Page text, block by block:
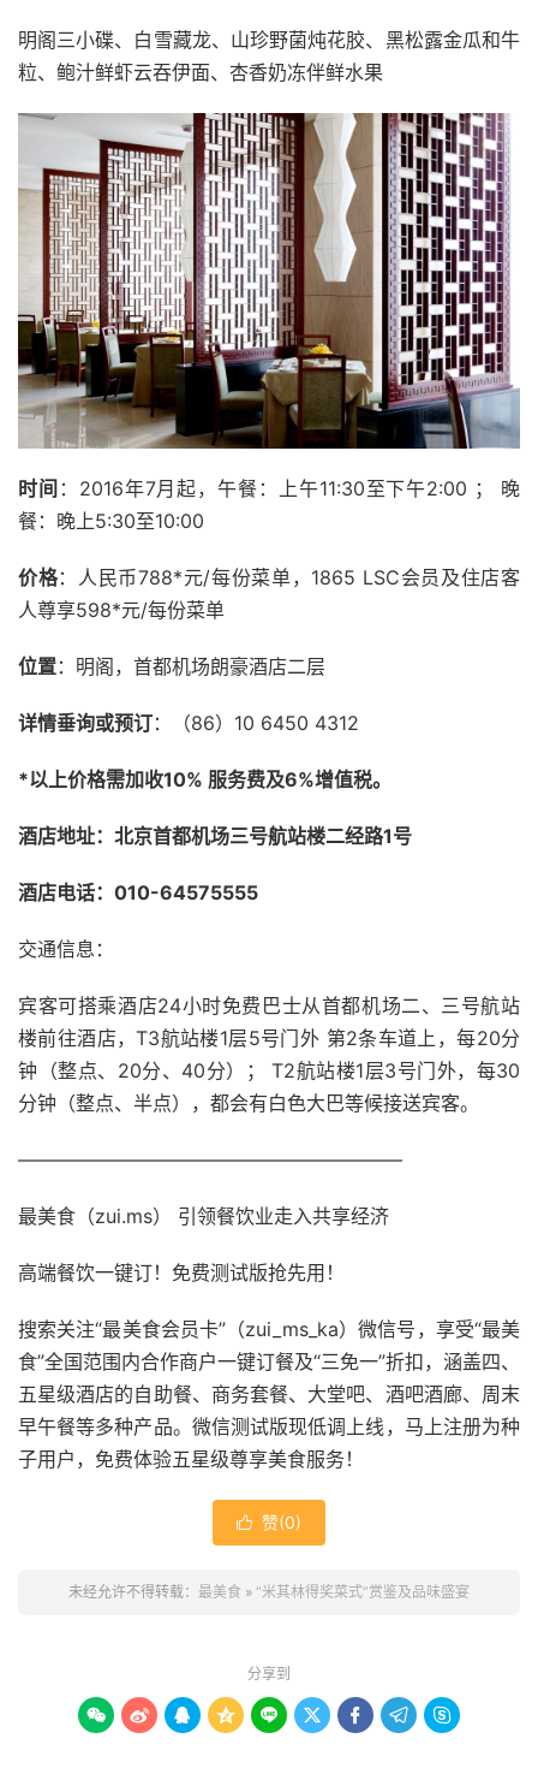
明阁三小碟、白雪藏龙、山珍野菌炖花胶、黑松露金瓜和牛
粒、鲍汁鲜虾云吞伊面、杏香奶冻伴鲜水果
时间 ：2016年7月起，午餐：上午11:30至下午2:00 ； 晚
餐：晚上5:30至10:00
价格：人民币788*元/每份菜单，1865 LSC会员及住店客
人尊享598*元/每份菜单
位置：明阁，首都机场朗豪酒店二层
详情垂询或预订：（86）10 6450 4312
*以上价格需加收10% 服务费及6%增值税。
酒店地址：北京首都机场三号航站楼二经路1号
酒店电话：010-64575555
交通信息：
宾客可搭乘酒店24小时免费巴士从首都机场二、三号航站
楼前往酒店，T3航站楼1层5号门外 第2条车道上，每20分
钟（整点、20分、40分）； T2航站楼1层3号门外，每30
分钟（整点、半点），都会有白色大巴等候接送宾客。
————————————————————
最美食（zui.ms） 引领餐饮业走入共享经济
高端餐饮一键订！免费测试版抢先用！
搜索关注“最美食会员卡”（zui_ms_ka）微信号，享受“最美
食”全国范围内合作商户一键订餐及“三免一”折扣，涵盖四、
五星级酒店的自助餐、商务套餐、大堂吧、酒吧酒廊、周末
早午餐等多种产品。微信测试版现低调上线，马上注册为种
子用户，免费体验五星级尊享美食服务！
 赞(0)
未经允许不得转载： 最美食 » “米其林得奖菜式”赏鉴及品味盛宴
分享到
        